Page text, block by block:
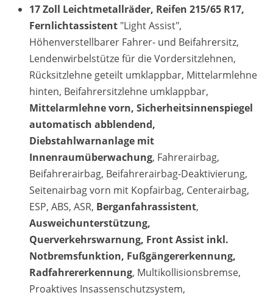
17 Zoll Leichtmetallräder, Reifen 215/65 R17,
Fernlichtassistent "Light Assist",
Höhenverstellbarer Fahrer- und Beifahrersitz,
Lendenwirbelstütze für die Vordersitzlehnen,
Rücksitzlehne geteilt umklappbar, Mittelarmlehne
hinten, Beifahrersitzlehne umklappbar,
Mittelarmlehne vorn, Sicherheitsinnenspiegel
automatisch abblendend,
Diebstahlwarnanlage mit
Innenraumüberwachung, Fahrerairbag,
Beifahrerairbag, Beifahrerairbag-Deaktivierung,
Seitenairbag vorn mit Kopfairbag, Centerairbag,
ESP, ABS, ASR, Berganfahrassistent,
Ausweichunterstützung,
Querverkehrswarnung, Front Assist inkl.
Notbremsfunktion, Fußgängererkennung,
Radfahrererkennung, Multikollisionsbremse,
Proaktives Insassenschutzsystem,